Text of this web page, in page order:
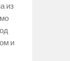
из
и